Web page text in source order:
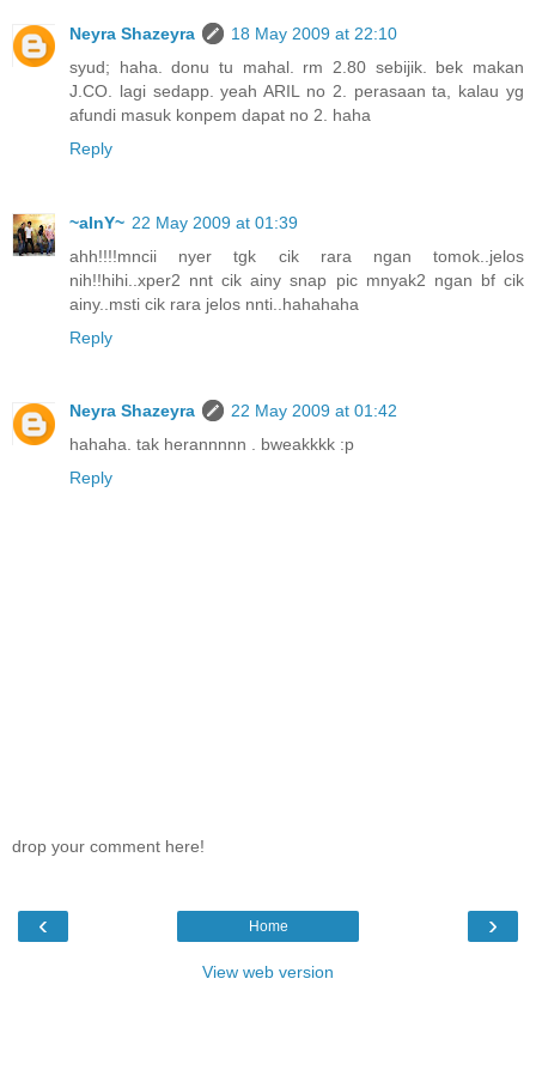
Neyra Shazeyra
18 May 2009 at 22:10
syud; haha. donu tu mahal. rm 2.80 sebijik. bek makan
J.CO. lagi sedapp. yeah ARIL no 2. perasaan ta, kalau yg
afundi masuk konpem dapat no 2. haha
Reply
~aInY~ 22 May 2009 at 01:39
ahh!!!!mncii nyer tgk cik rara ngan tomok..jelos
nih!!hihi..xper2 nnt cik ainy snap pic mnyak2 ngan bf cik
ainy..msti cik rara jelos nnti..hahahaha
Reply
Neyra Shazeyra
22 May 2009 at 01:42
hahaha. tak herannnnn . bweakkkk :p
Reply
drop your comment here!
‹ ›
Home
View web version